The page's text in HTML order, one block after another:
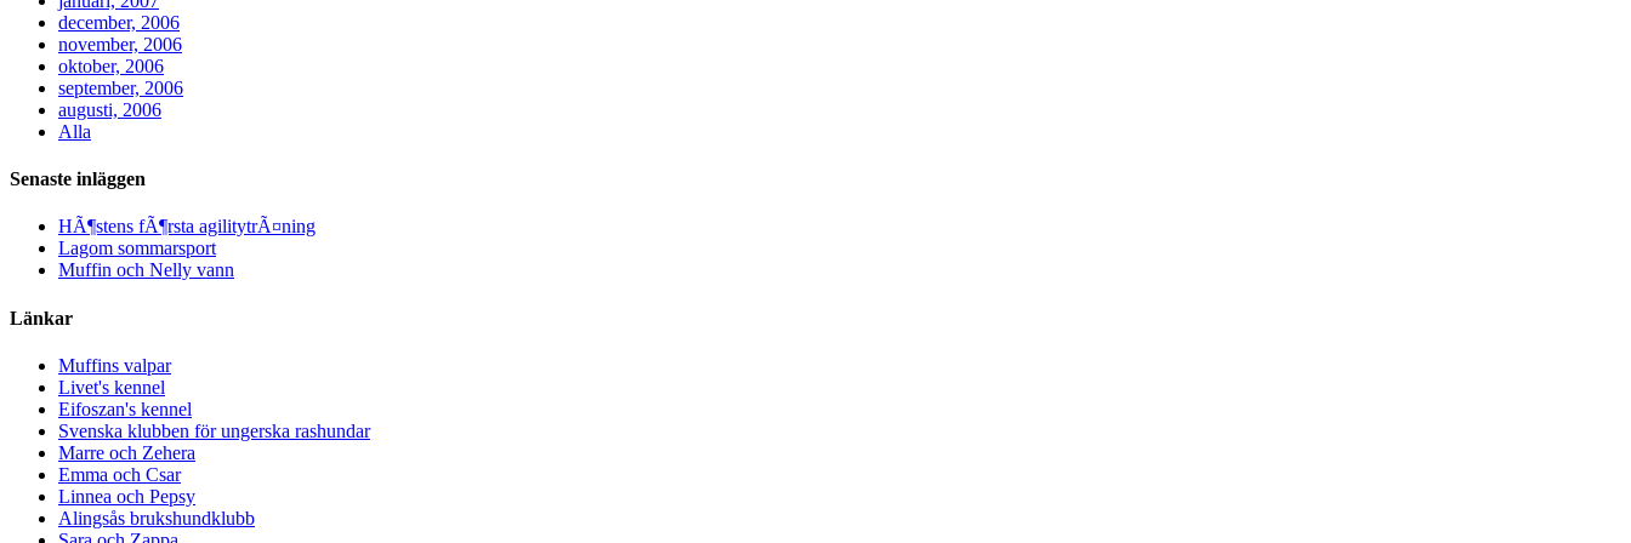
december, 2006
november, 2006
oktober, 2006
september, 2006
augusti, 2006
Alla
Senaste inläggen
HÃ¶stens fÃ¶rsta agilitytrÃ¤ning
Lagom sommarsport
Muffin och Nelly vann
Länkar
Muffins valpar
Livet's kennel
Eifoszan's kennel
Svenska klubben för ungerska rashundar
Marre och Zehera
Emma och Csar
Linnea och Pepsy
Alingsås brukshundklubb